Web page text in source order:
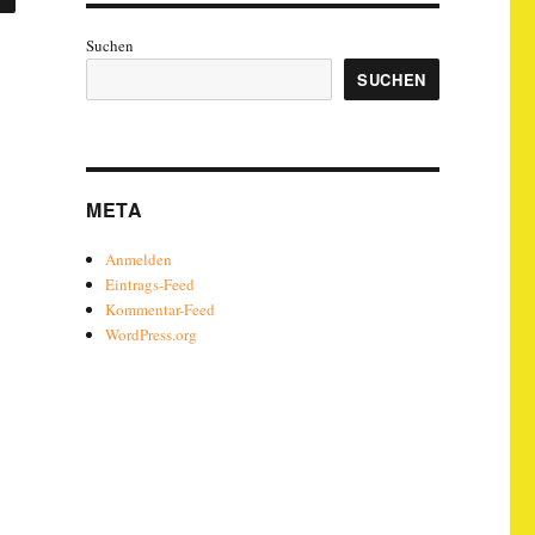
Suchen
SUCHEN
META
Anmelden
Eintrags-Feed
Kommentar-Feed
WordPress.org